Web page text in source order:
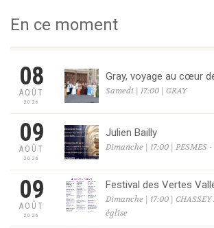
En ce moment
08
AOÛT
2026
Gray, voyage au cœur
Samedi | 17:00 | GRAY
09
AOÛT
2026
Julien Bailly
Dimanche | 17:00 |
09
AOÛT
2026
Festival des Vertes
Dimanche | 17:00 |
église